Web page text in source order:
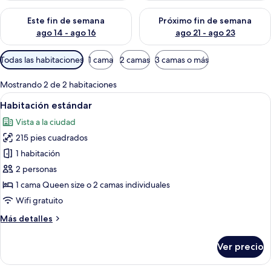
Este fin de semana
ago 14 - ago 16
Consulta la disponibilidad para este fin de semana ago 14 -
Próximo fin de semana
ago 21 - ago 23
Consulta la disponibilidad
Filtros
disponibles
para
las
habitaciones
Todas las habitaciones 1 cama 2 camas 3 camas o más
Mostrando 2 de 2 habitaciones
Abrir
todas
las
fotos
de
Habitación
estándar
Habitación de hotel con cama,
9
Habitación estándar
Vista a la ciudad
215 pies cuadrados
1 habitación
2 personas
1 cama Queen size o 2 camas individuales
Wifi gratuito
Más detalles
Más
estándar
Ver precio